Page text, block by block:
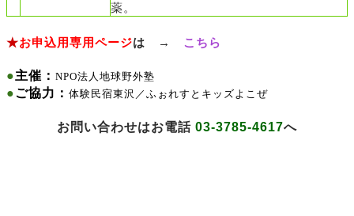
薬。
★お申込用専用ページは → こちら
●主催： NPO法人地球野外塾
●ご協力： 体験民宿東沢／ふぉれすとキッズよこぜ
お問い合わせはお電話 03-3785-4617へ